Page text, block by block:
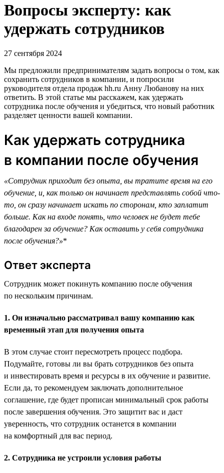
Вопросы эксперту: как
удержать сотрудников
27 сентября 2024
Мы предложили предпринимателям задать вопросы о том, как
сохранить сотрудников в компании, и попросили
руководителя отдела продаж hh.ru Анну Любанову на них
ответить. В этой статье мы расскажем, как удержать
сотрудника после обучения и убедиться, что новый работник
разделяет ценности вашей компании.
Как удержать сотрудника
в компании после обучения
«Сотрудник приходит без опыта, вы тратите время на его
обучение, и, как только он начинает представлять собой что-
то, он сразу начинает искать по сторонам, кто заплатит
больше. Как на входе понять, что человек не будет тебе
благодарен за обучение? Как оставить у себя сотрудника
после обучения?»*
Ответ эксперта
Сотрудник может покинуть компанию после обучения
по нескольким причинам.
1. Он изначально рассматривал вашу компанию как
временный этап для получения опыта
В этом случае стоит пересмотреть процесс подбора.
Подумайте, готовы ли вы брать сотрудников без опыта
и инвестировать время и ресурсы в их обучение и развитие.
Если да, то рекомендуем заключать дополнительное
соглашение, где будет прописан минимальный срок работы
после завершения обучения. Это защитит вас и даст
уверенность, что сотрудник останется в компании
на комфортный для вас период.
2. Сотрудника не устроили условия работы